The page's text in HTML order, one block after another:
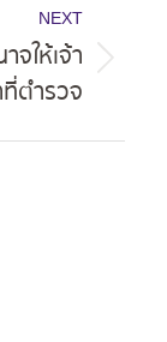
NEXT
จให้เจ้า
ตำรวจ